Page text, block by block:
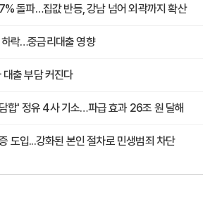
돌파…집값 반등, 강남 넘어 외곽까지 확산
락…중금리대출 영향
출 부담 커진다
합' 정유 4사 기소…파급 효과 26조 원 달해
도입...강화된 본인 절차로 민생범죄 차단